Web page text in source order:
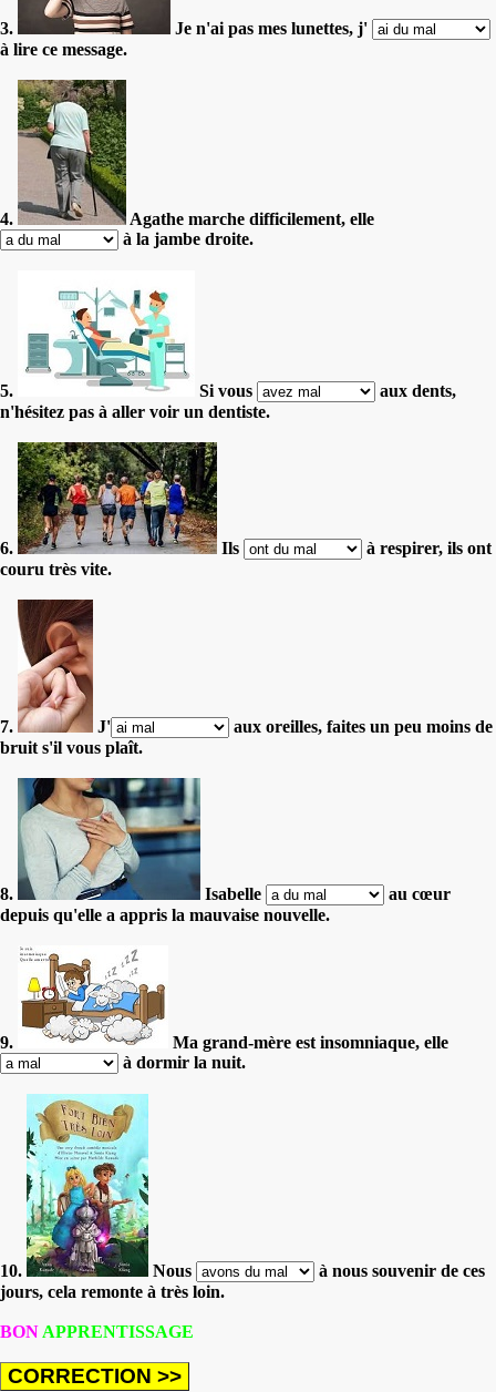
3.
Je n'ai pas mes lunettes, j'
à lire ce message.
4.
Agathe marche difficilement, elle
à la jambe droite.
5. Si vous
aux dents,
n'hésitez pas à aller voir un dentiste.
6. Ils
à respirer, ils ont
couru très vite.
7. J'
aux oreilles, faites un peu moins de
bruit s'il vous plaît.
8. Isabelle
au cœur
depuis qu'elle a appris la mauvaise nouvelle.
9.
Ma grand-mère est insomniaque, elle
à dormir la nuit.
10. Nous
à nous souvenir de ces
jours, cela remonte à très loin.
BON APPRENTISSAGE